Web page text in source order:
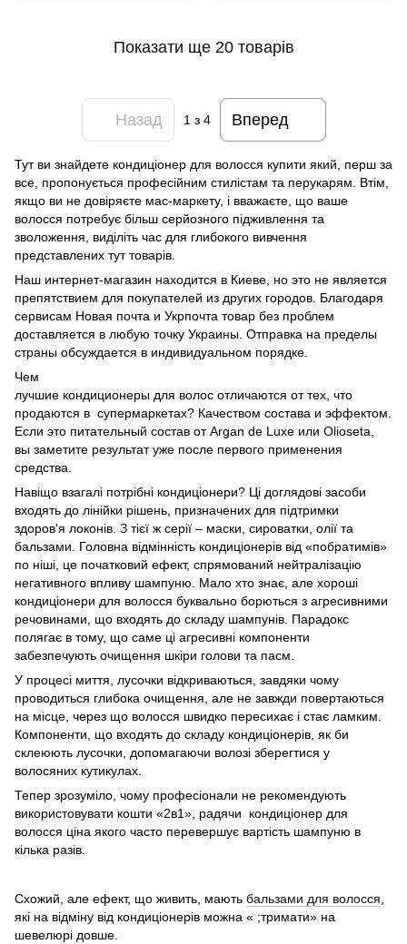
Показати ще 20 товарів
Назад 1з 4 Вперед
Тут ви знайдете кондиціонер для волосся купити який, перш за
все, пропонується професійним стилістам та перукарям. Втім,
якщо ви не довіряєте мас-маркету, і вважаєте, що ваше
волосся потребує більш серйозного підживлення та
зволоження, виділіть час для глибокого вивчення
представлених тут товарів.
Наш интернет-магазин находится в Киеве, но это не является
препятствием для покупателей из других городов. Благодаря
сервисам Новая почта и Укрпочта товар без проблем
доставляется в любую точку Украины. Отправка на пределы
страны обсуждается в индивидуальном порядке.
Чем
лучшие кондиционеры для волос отличаются от тех, что
продаются в супермаркетах? Качеством состава и эффектом.
Если это питательный состав от Argan de Luxe или Olioseta,
вы заметите результат уже после первого применения
средства.
Навіщо взагалі потрібні кондиціонери? Ці доглядові засоби
входять до лінійки рішень, призначених для підтримки
здоров'я локонів. З тієї ж серії – маски, сироватки, олії та
бальзами. Головна відмінність кондиціонерів від «побратимів»
по ніші, це початковий ефект, спрямований нейтралізацію
негативного впливу шампуню. Мало хто знає, але хороші
кондиціонери для волосся буквально борються з агресивними
речовинами, що входять до складу шампунів. Парадокс
полягає в тому, що саме ці агресивні компоненти
забезпечують очищення шкіри голови та пасм.
У процесі миття, лусочки відкриваються, завдяки чому
проводиться глибока очищення, але не завжди повертаються
на місце, через що волосся швидко пересихає і стає ламким.
Компоненти, що входять до складу кондиціонерів, як би
склеюють лусочки, допомагаючи волозі зберегтися у
волосяних кутикулах.
Тепер зрозуміло, чому професіонали не рекомендують
використовувати кошти «2в1», радячи кондиціонер для
волосся ціна якого часто перевершує вартість шампуню в
кілька разів.
Схожий, але ефект, що живить, мають бальзами для волосся,
які на відміну від кондиціонерів можна « ;тримати» на
шевелюрі довше.